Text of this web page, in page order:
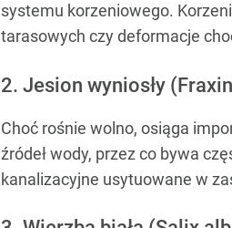
systemu korzeniowego.
tarasowych czy deformacje
2. Jesion wyniosły
Choć rośnie wolno, osiąga
źródeł wody, przez co bywa
kanalizacyjne usytuowane w